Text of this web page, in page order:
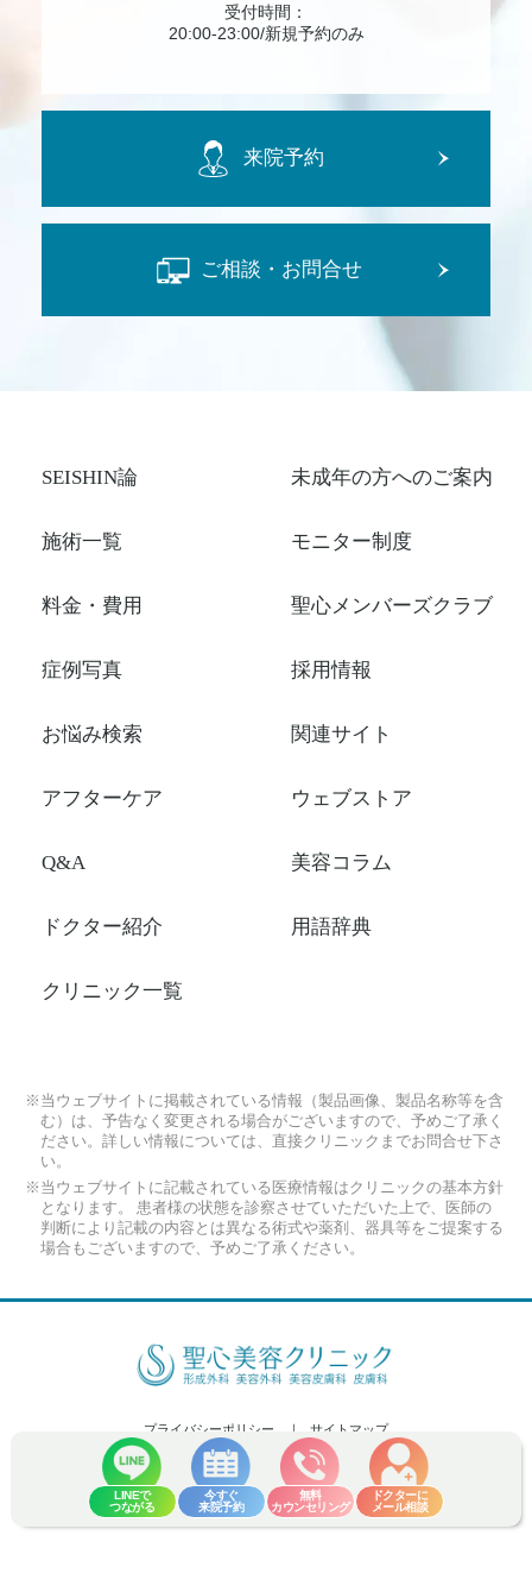
LINEで
つながる
今すぐ
来院予約
無料
カウンセリング
ドクターに
メール相談
受付時間：
20:00-23:00/新規予約のみ
来院予約
ご相談・お問合せ
SEISHIN論
施術一覧
料金・費用
症例写真
お悩み検索
アフターケア
Q&A
ドクター紹介
クリニック一覧
未成年の方へのご案内
モニター制度
聖心メンバーズクラブ
採用情報
関連サイト
ウェブストア
美容コラム
用語辞典
※当ウェブサイトに掲載されている情報（製品画像、製品名称等を含
む）は、予告なく変更される場合がございますので、予めご了承く
ださい。詳しい情報については、直接クリニックまでお問合せ下さ
い。
※当ウェブサイトに記載されている医療情報はクリニックの基本方針
となります。 患者様の状態を診察させていただいた上で、医師の
判断により記載の内容とは異なる術式や薬剤、器具等をご提案する
場合もございますので、予めご了承ください。
プライバシーポリシー サイトマップ
Copyright (C) 2026 Seishin Plastic and Aesthetic Surgery Clinic Co.,Ltd. All
Rights Reserved.